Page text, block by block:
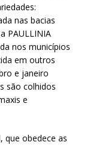
nas bacias
PAULLINIA
nos municípios
em outros
e janeiro
são colhidos
e
que obedece as